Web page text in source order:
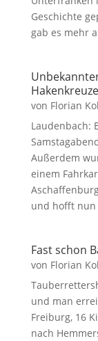
Geschichte
gab es mehr
von Florian
Laudenbach:
Außerdem
einem
und hofft nun
Fast schon
von Florian
und man
Freiburg, 16
nach